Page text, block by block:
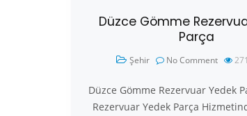
Düzce Gömme
Parça
Şehir No Comment 271
Düzce Gömme Rezervuar Yedek
Rezervuar Yedek Parça